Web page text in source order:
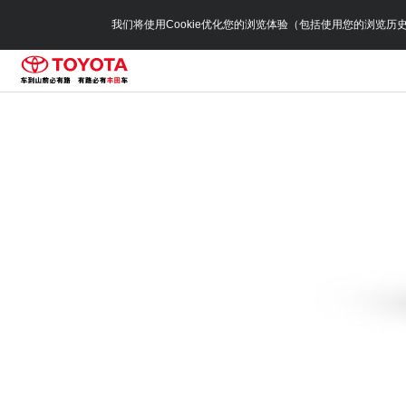
我们将使用Cookie优化您的浏览体验（包括使用您的浏览历